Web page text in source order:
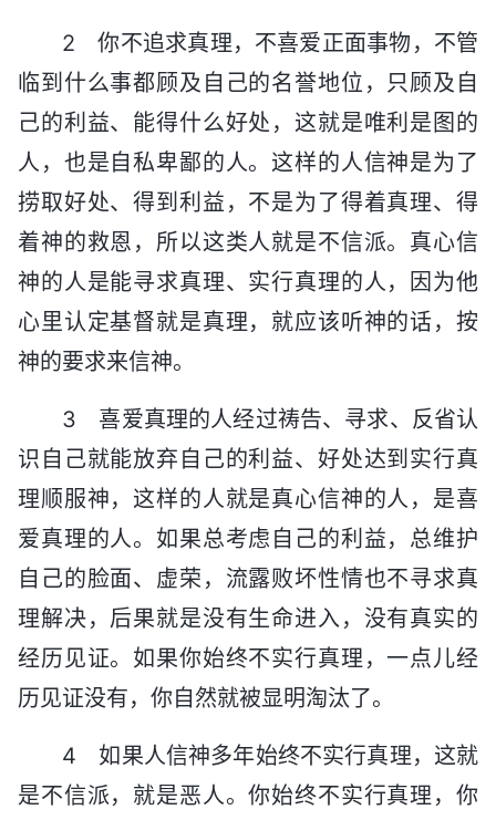
2 你不追求真理，不喜爱正面事物，不管
临到什么事都顾及自己的名誉地位，只顾及自
己的利益、能得什么好处，这就是唯利是图的
人，也是自私卑鄙的人。这样的人信神是为了
捞取好处、得到利益，不是为了得着真理、得
着神的救恩，所以这类人就是不信派。真心信
神的人是能寻求真理、实行真理的人，因为他
心里认定基督就是真理，就应该听神的话，按
神的要求来信神。
3 喜爱真理的人经过祷告、寻求、反省认
识自己就能放弃自己的利益、好处达到实行真
理顺服神，这样的人就是真心信神的人，是喜
爱真理的人。如果总考虑自己的利益，总维护
自己的脸面、虚荣，流露败坏性情也不寻求真
理解决，后果就是没有生命进入，没有真实的
经历见证。如果你始终不实行真理，一点儿经
历见证没有，你自然就被显明淘汰了。
4 如果人信神多年始终不实行真理，这就
是不信派，就是恶人。你始终不实行真理，你